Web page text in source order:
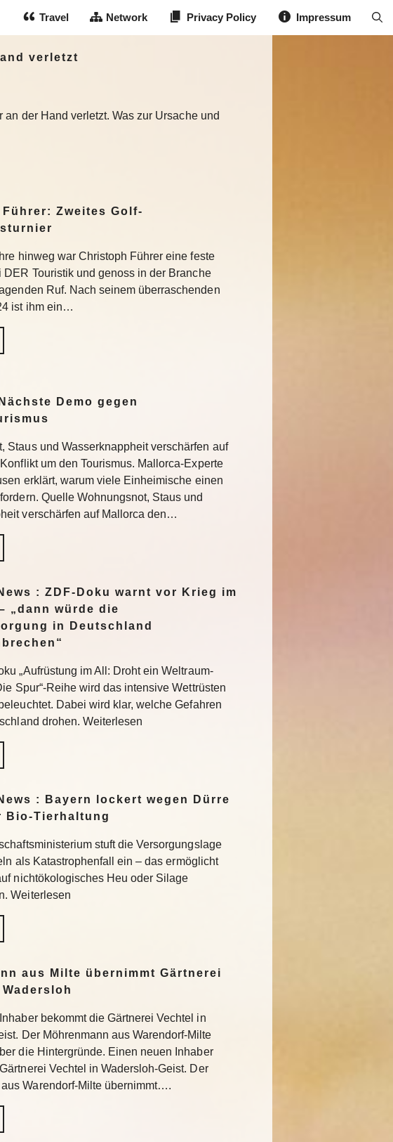
Travel Network Privacy Policy Impressum
verletzt
der Hand verletzt. Was zur Ursache und
Zweites Golf-
hinweg war Christoph Führer eine feste
DER Touristik und genoss in der Branche
Ruf. Nach seinem überraschenden
ist ihm ein…
Demo gegen
Staus und Wasserknappheit verschärfen auf
um den Tourismus. Mallorca-Experte
erklärt, warum viele Einheimische einen
Quelle Wohnungsnot, Staus und
verschärfen auf Mallorca den…
: ZDF-Doku warnt vor Krieg im
„dann würde die
in Deutschland
„Aufrüstung im All: Droht ein Weltraum-
Spur“-Reihe wird das intensive Wettrüsten
Dabei wird klar, welche Gefahren
drohen. Weiterlesen
: Bayern lockert wegen Dürre
Bio-Tierhaltung
stuft die Versorgungslage
als Katastrophenfall ein – das ermöglicht
nichtökologisches Heu oder Silage
Weiterlesen
aus Milte übernimmt Gärtnerei
bekommt die Gärtnerei Vechtel in
Der Möhrenmann aus Warendorf-Milte
die Hintergründe. Einen neuen Inhaber
Vechtel in Wadersloh-Geist. Der
aus Warendorf-Milte übernimmt….